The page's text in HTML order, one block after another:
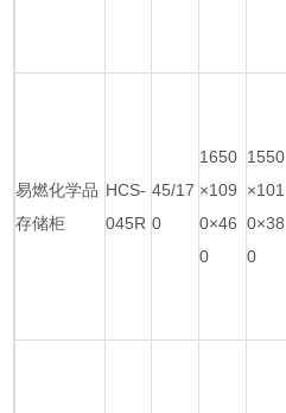
易燃化学品
存储柜
HCS-
045R
45/17
0
1650
×109
0×46
0
1550
×101
0×38
0